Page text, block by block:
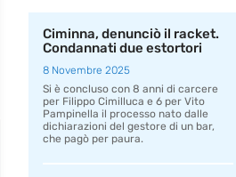
Ciminna, denunciò il racket.
Condannati due estortori
8 Novembre 2025
Si è concluso con 8 anni di carcere
per Filippo Cimilluca e 6 per Vito
Pampinella il processo nato dalle
dichiarazioni del gestore di un bar,
che pagò per paura.